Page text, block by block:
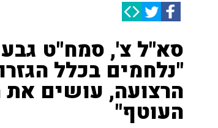
סא"ל צ', סמח"ט
"נלחמים בכלל
הרצועה, עושים את
העוטף"